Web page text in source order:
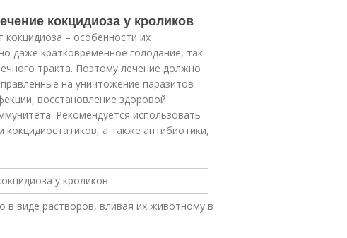
кокцидиоза у кроликов
– особенности их
даже кратковременное голодание, так
тракта. Поэтому лечение должно
на уничтожение паразитов
восстановление здоровой
Рекомендуется использовать
а также антибиотики,
в виде растворов, вливая их животному в